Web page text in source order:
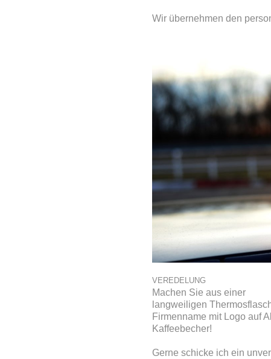
Wir übernehmen den
VEREDELUNG
Machen Sie aus einer
langweiligen
Firmenname mit Logo auf
Kaffeebecher!
Gerne schicke ich ein